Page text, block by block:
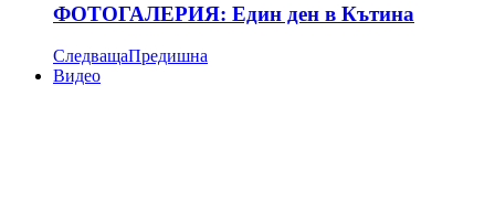
ФОТОГАЛЕРИЯ: Един ден в Кътина
СледващаПредишна
Видео